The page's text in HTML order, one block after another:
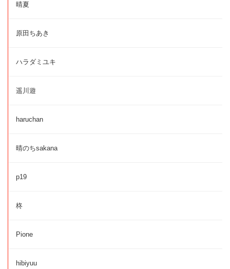
晴夏
原田ちあき
ハラダミユキ
遥川遊
haruchan
晴のちsakana
p19
柊
Pione
hibiyuu